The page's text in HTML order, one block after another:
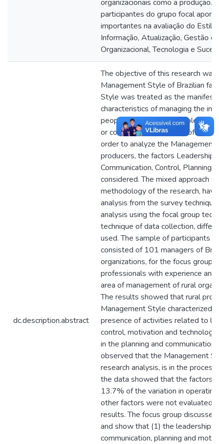
organizacionais como a produção.
participantes do grupo focal
importantes na avaliação do
Informação, Atualização, Gestão
Organizacional, Tecnologia e
dc.description.abstract
The objective of this research
Management Style of Brazilian
Style was treated as the
characteristics of managing the
people and between people and
or collective of managers of a
order to analyze the
producers, the factors Leadership,
Communication, Control, Planning
considered. The mixed approach
methodology of the research,
analysis from the survey
analysis using the focal group
technique of data collection,
used. The sample of participants
consisted of 101 managers of
organizations, for the focus group
professionals with experience
area of management of rural
The results showed that rural
Management Style characterized
presence of activities related to
control, motivation and
in the planning and
observed that the Management
research analysis, is in the
the data showed that the factors
13.7% of the variation in
other factors were not evaluated
results. The focus group
and show that (1) the leadership,
communication, planning and